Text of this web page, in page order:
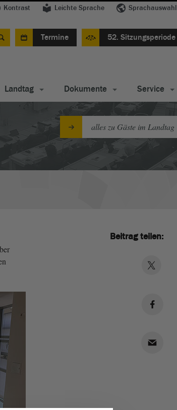
Kontrast Leichte Sprache Sprachauswahl
Termine 52. Sitzungsperiode
Landtag Dokumente Service
alles zu Gäste im Landtag
Beitrag teilen: